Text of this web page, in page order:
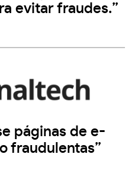
evitar fraudes.”
páginas de e-
fraudulentas”